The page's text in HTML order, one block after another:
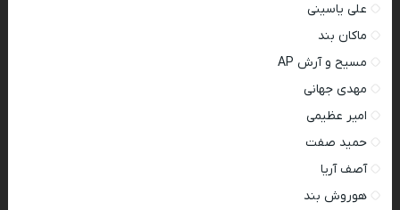
علی یاسینی
ماکان بند
مسیح و آرش AP
مهدی جهانی
امیر عظیمی
حمید صفت
آصف آریا
هوروش بند